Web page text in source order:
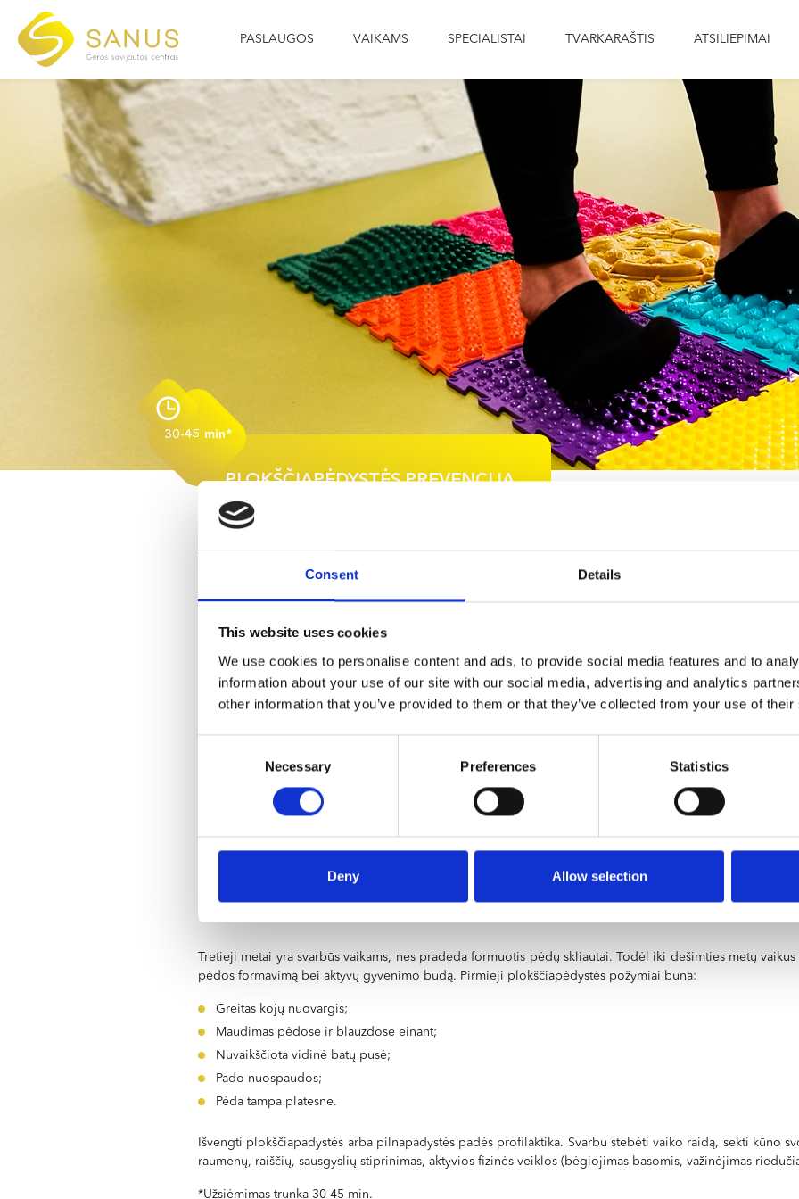
Consent Details
This website uses cookies
We use cookies to personalise content and ads, to provide social media features and to
information about your use of our site with our social media, advertising and analytics
other information that you’ve provided to them or that they’ve collected from your use of
Necessary Preferences Statistics
Deny Allow selection
PASLAUGOS VAIKAMS SPECIALISTAI TVARKARAŠTIS ATSILIEPIMAI
PLOKŠČIAPĖDYSTĖS PREVENCIJA
Rekomenduojame individualius ir / ar grupinius
užsiėmimus su kineziterapeutu;
Pakonsultuosime dėl taisyklingos avalynės nešiojimo.
30-45 min*
Pėdos labai svarbi mūsų kūno
taisyklinga kūno laikysena bei
smūgius ir amortizuoti kūnui
Persirgtos ligos (rachitas);
Buvusios traumos (lūžiai, raiščių plyšimai);
Tretieji metai yra svarbūs vaikams, nes pradeda formuotis pėdų skliautai. Todėl iki dešimties metų
pėdos formavimą bei aktyvų gyvenimo būdą. Pirmieji plokščiapėdystės požymiai būna:
Greitas kojų nuovargis;
Maudimas pėdose ir blauzdose einant;
Nuvaikščiota vidinė batų pusė;
Pado nuospaudos;
Pėda tampa platesne.
Išvengti plokščiapadystės arba pilnapadystės padės profilaktika. Svarbu stebėti vaiko raidą, sekti kūno
raumenų, raiščių, sausgyslių stiprinimas, aktyvios fizinės veiklos (bėgiojimas basomis, važinėjimas
*Užsiėmimas trunka 30-45 min.